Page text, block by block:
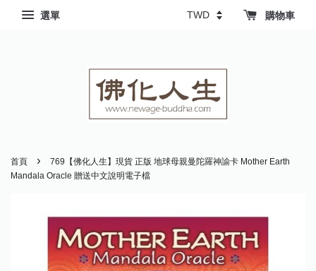
選單 購物車
首頁 ›
769【佛化人生】現貨 正版 地球母親曼陀羅神諭卡 Mother Earth
Mandala Oracle 贈送中文說明電子檔